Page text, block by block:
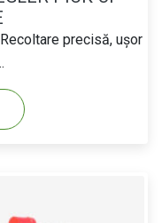
precisă, ușor